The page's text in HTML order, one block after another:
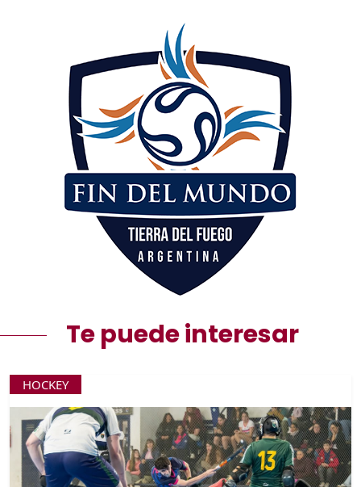
Te puede interesar
HOCKEY